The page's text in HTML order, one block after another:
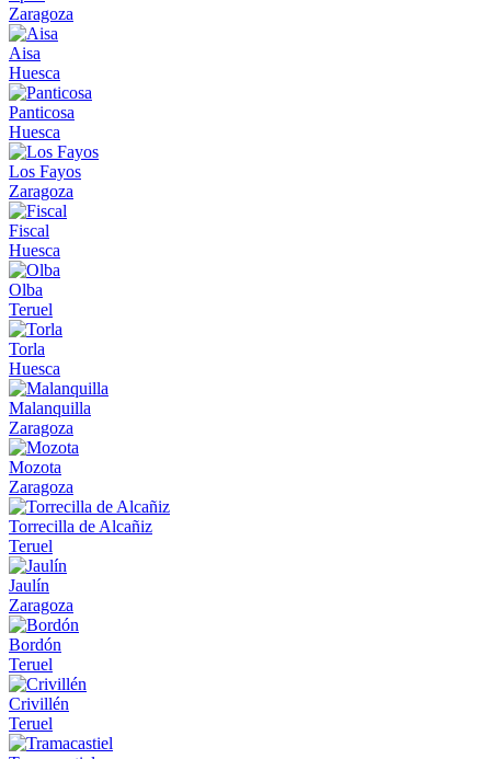
Zaragoza
Aisa
Huesca
Panticosa
Huesca
Los Fayos
Zaragoza
Fiscal
Huesca
Olba
Teruel
Torla
Huesca
Malanquilla
Zaragoza
Mozota
Zaragoza
Torrecilla de Alcañiz
Teruel
Jaulín
Zaragoza
Bordón
Teruel
Crivillén
Teruel